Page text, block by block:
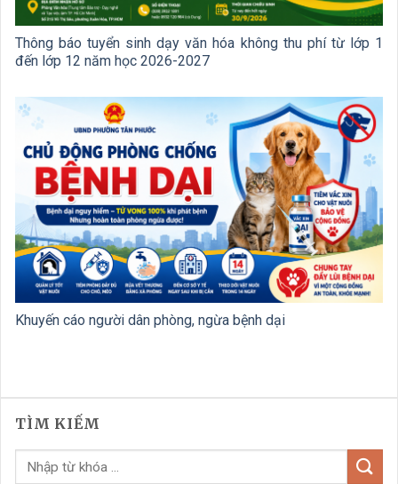
Thông báo tuyển sinh dạy văn hóa không thu phí từ lớp 1
đến lớp 12 năm học 2026-2027
Khuyến cáo người dân phòng, ngừa bệnh dại
TÌM KIẾM